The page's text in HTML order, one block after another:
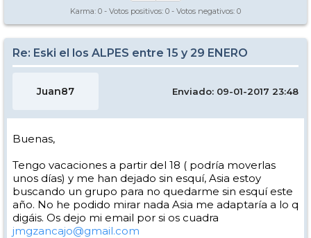
Viaje St Anton del 16-23 de enero ESPECTACULAR!!!!
varios años a los Alpes a esquiar tanto a Francia como a Suiza, este
año nos estrenabamos en Austria en el famoso "Tirol".Reportajes, el
Karma: 0 - Votos positivos: 0 - Votos negativos: 0
Re: Eski el los ALPES entre 15 y 29 ENERO
Juan87 Enviado: 09-01-2017 23:48
Buenas,
Tengo vacaciones a partir del 18 ( podría moverlas
unos días) y me han dejado sin esquí, Asia estoy
buscando un grupo para no quedarme sin esquí este
año. No he podido mirar nada Asia me adaptaría a lo q
digáis. Os dejo mi email por si os cuadra
jmgzancajo@gmail.com